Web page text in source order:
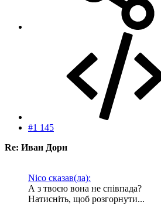
#1 145
Re: Иван Дорн
Nico сказав(ла):
А з твоєю вона не співпада?
Натисніть, щоб розгорнути...